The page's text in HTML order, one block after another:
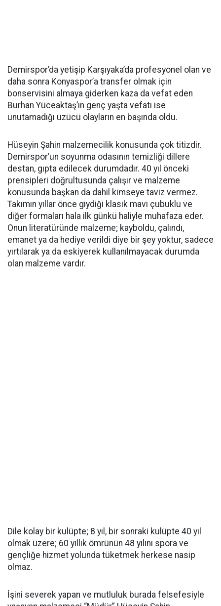
Demirspor’da yetişip Karşıyaka’da profesyonel olan ve
daha sonra Konyaspor’a transfer olmak için
bonservisini almaya giderken kaza da vefat eden
Burhan Yüceaktaş’ın genç yaşta vefatı ise
unutamadığı üzücü olayların en başında oldu.
Hüseyin Şahin malzemecilik konusunda çok titizdir.
Demirspor’un soyunma odasının temizliği dillere
destan, gıpta edilecek durumdadır. 40 yıl önceki
prensipleri doğrultusunda çalışır ve malzeme
konusunda başkan da dahil kimseye taviz vermez.
Takımın yıllar önce giydiği klasik mavi çubuklu ve
diğer formaları hala ilk günkü haliyle muhafaza eder.
Onun literatüründe malzeme; kayboldu, çalındı,
emanet ya da hediye verildi diye bir şey yoktur, sadece
yırtılarak ya da eskiyerek kullanılmayacak durumda
olan malzeme vardır.
Dile kolay bir kulüpte; 8 yıl, bir sonraki kulüpte 40 yıl
olmak üzere; 60 yıllık ömrünün 48 yılını spora ve
gençliğe hizmet yolunda tüketmek herkese nasip
olmaz.
İşini severek yapan ve mutluluk burada felsefesiyle